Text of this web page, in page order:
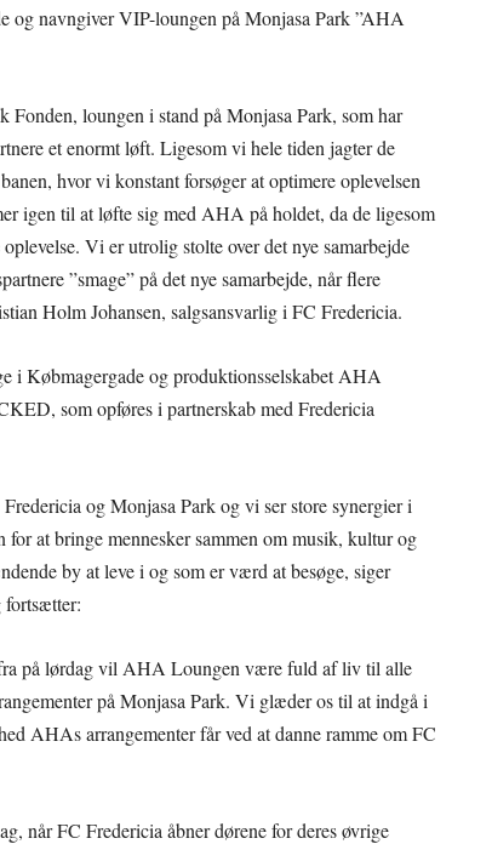
og navngiver VIP-loungen på Monjasa Park ”AHA
loungen i stand på Monjasa Park, som har
et enormt løft. Ligesom vi hele tiden jagter de
hvor vi konstant forsøger at optimere oplevelsen
igen til at løfte sig med AHA på holdet, da de ligesom
Vi er utrolig stolte over det nye samarbejde
”smage” på det nye samarbejde, når flere
Holm Johansen, salgsansvarlig i FC Fredericia.
i Købmagergade og produktionsselskabet AHA
som opføres i partnerskab med Fredericia
og Monjasa Park og vi ser store synergier i
at bringe mennesker sammen om musik, kultur og
by at leve i og som er værd at besøge, siger
på lørdag vil AHA Loungen være fuld af liv til alle
på Monjasa Park. Vi glæder os til at indgå i
AHAs arrangementer får ved at danne ramme om FC
når FC Fredericia åbner dørene for deres øvrige